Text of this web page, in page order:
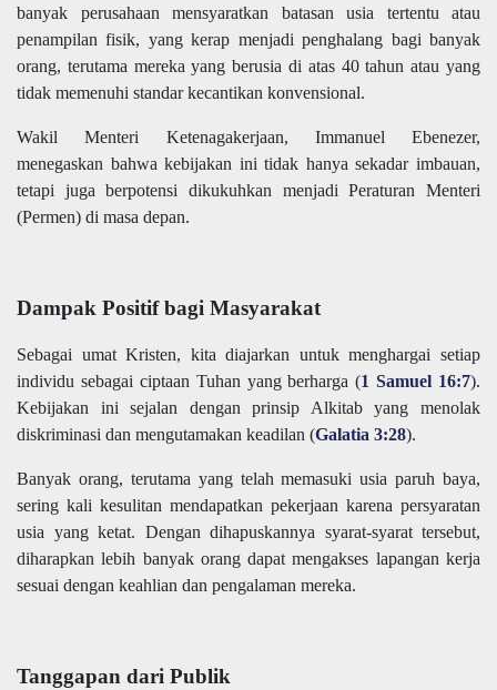
banyak perusahaan mensyaratkan batasan usia tertentu atau
penampilan fisik, yang kerap menjadi penghalang bagi banyak
orang, terutama mereka yang berusia di atas 40 tahun atau yang
tidak memenuhi standar kecantikan konvensional.
Wakil Menteri Ketenagakerjaan, Immanuel Ebenezer,
menegaskan bahwa kebijakan ini tidak hanya sekadar imbauan,
tetapi juga berpotensi dikukuhkan menjadi Peraturan Menteri
(Permen) di masa depan.
Dampak Positif bagi Masyarakat
Sebagai umat Kristen, kita diajarkan untuk menghargai setiap
individu sebagai ciptaan Tuhan yang berharga (1 Samuel 16:7).
Kebijakan ini sejalan dengan prinsip Alkitab yang menolak
diskriminasi dan mengutamakan keadilan (Galatia 3:28).
Banyak orang, terutama yang telah memasuki usia paruh baya,
sering kali kesulitan mendapatkan pekerjaan karena persyaratan
usia yang ketat. Dengan dihapuskannya syarat-syarat tersebut,
diharapkan lebih banyak orang dapat mengakses lapangan kerja
sesuai dengan keahlian dan pengalaman mereka.
Tanggapan dari Publik